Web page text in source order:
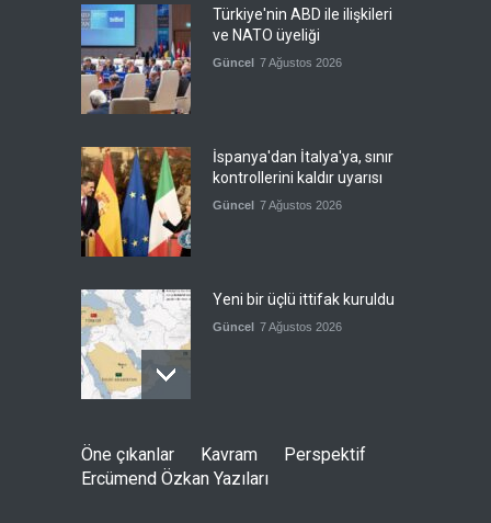
Türkiye'nin ABD ile ilişkileri
ve NATO üyeliği
Güncel 7 Ağustos 2026
İspanya'dan İtalya'ya, sınır
kontrollerini kaldır uyarısı
Güncel 7 Ağustos 2026
Yeni bir üçlü ittifak kuruldu
Güncel 7 Ağustos 2026
Fransa'nın sosyal medyaya
yasak talebine ABD'den sert
cevap
Öne çıkanlar Kavram
Perspektif
Ercümend Özkan Yazıları